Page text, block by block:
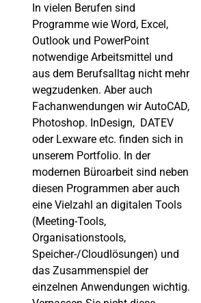
In vielen Berufen sind
Programme wie Word, Excel,
Outlook und PowerPoint
notwendige Arbeitsmittel und
aus dem Berufsalltag nicht mehr
wegzudenken. Aber auch
Fachanwendungen wir AutoCAD,
Photoshop. InDesign, DATEV
oder Lexware etc. finden sich in
unserem Portfolio. In der
modernen Büroarbeit sind neben
diesen Programmen aber auch
eine Vielzahl an digitalen Tools
(Meeting-Tools,
Organisationstools,
Speicher-/Cloudlösungen) und
das Zusammenspiel der
einzelnen Anwendungen wichtig.